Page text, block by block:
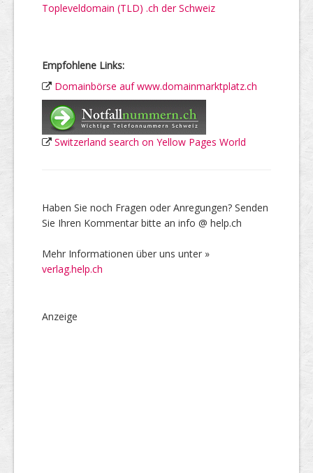
Topleveldomain (TLD) .ch der Schweiz
Empfohlene Links:
Domainbörse auf www.domainmarktplatz.ch
Switzerland search on Yellow Pages World
Haben Sie noch Fragen oder Anregungen? Senden
Sie Ihren Kommentar bitte an info @ help.ch
Mehr Informationen über uns unter »
verlag.help.ch
Anzeige